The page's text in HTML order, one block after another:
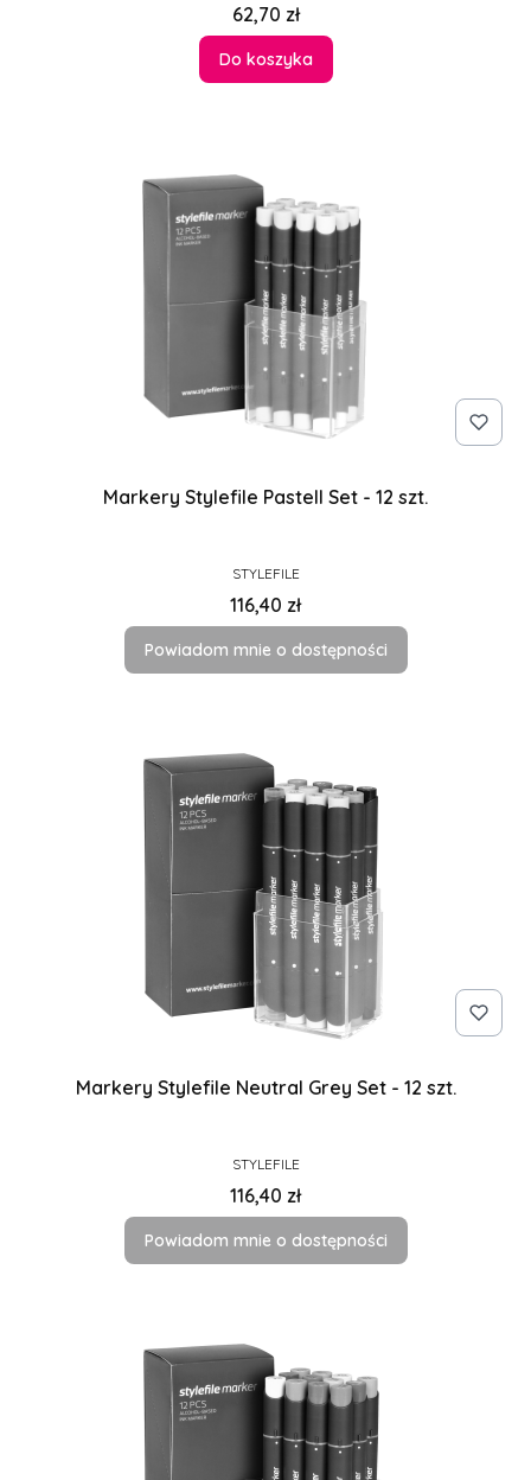
Cena
62,70 zł
Do koszyka
Markery Stylefile Pastell Set - 12 szt.
PRODUCENT
STYLEFILE
Cena
116,40 zł
Powiadom mnie o dostępności
Markery Stylefile Neutral Grey Set - 12 szt.
PRODUCENT
STYLEFILE
Cena
116,40 zł
Powiadom mnie o dostępności